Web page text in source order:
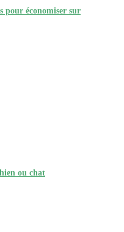
pour économiser sur
ou chat